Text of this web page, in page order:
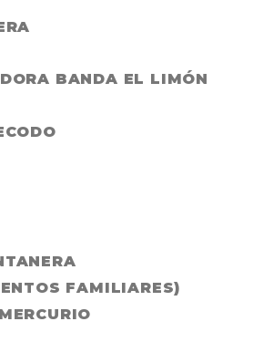
BANDA EL LIMÓN
FAMILIARES)